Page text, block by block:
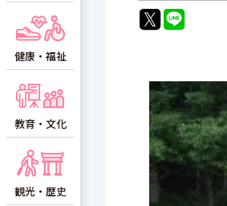
健康・福祉
教育・文化
観光・歴史